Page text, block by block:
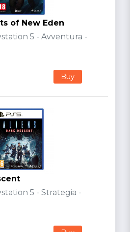
of New Eden
5 - Avventura -
Buy
5 - Strategia -